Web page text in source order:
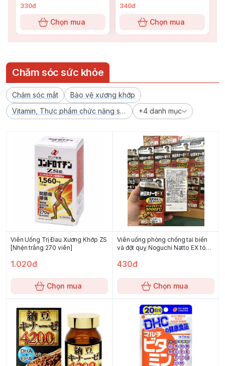
Sunscreen Tone Up 90g
330đ
Chọn mua
340đ
Chọn mua
Chăm sóc sức khỏe
Chăm sóc mắt
Bảo vệ xương khớp
Vitamin, Thực phẩm chức năng sức khoẻ
+4 danh mục
Viên Uống Trị Đau Xương Khớp ZS
[Nhện trắng 270 viên]
1.020đ
Chọn mua
Viên uống phòng chống tai biến
và đột quỵ Noguchi Natto EX tóc
430đ
Chọn mua